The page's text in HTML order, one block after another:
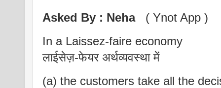
Asked By : Neha
( Ynot App )
In a Laissez-faire economy
लाईसेज़-फेयर अर्थव्यवस्था में
(a) the customers take all the